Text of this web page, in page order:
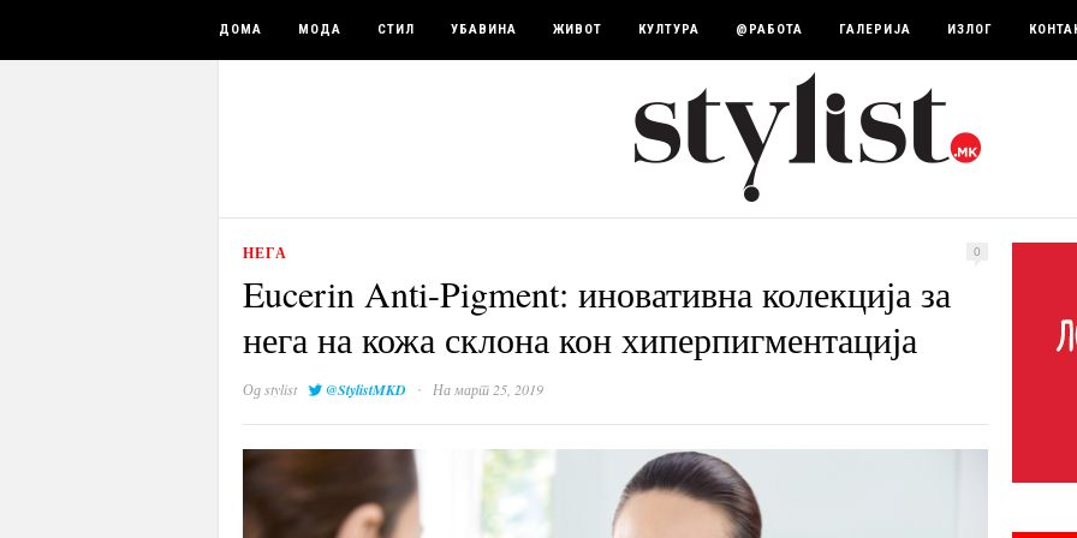
ДОМА МОДА СТИЛ УБАВИНА ЖИВОТ КУЛТУРА @РАБОТА ГАЛЕРИЈА ИЗЛОГ
НЕГА 0
Eucerin Anti-Pigment: иновативна колекција за
нега на кожа склона кон хиперпигментација
Одstylist @StylistMKD · На март 25, 2019